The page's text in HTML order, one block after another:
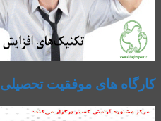
کارگاه های موفقیت تحصیلی